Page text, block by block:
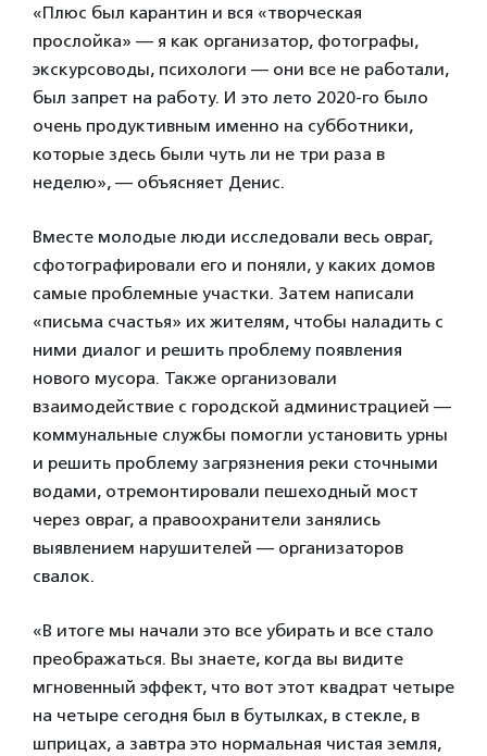
«Плюс был карантин и вся «творческая
прослойка» — я как организатор, фотографы,
экскурсоводы, психологи — они все не работали,
был запрет на работу. И это лето 2020-го было
очень продуктивным именно на субботники,
которые здесь были чуть ли не три раза в
неделю», — объясняет Денис.
Вместе молодые люди исследовали весь овраг,
сфотографировали его и поняли, у каких домов
самые проблемные участки. Затем написали
«письма счастья» их жителям, чтобы наладить с
ними диалог и решить проблему появления
нового мусора. Также организовали
взаимодействие с городской администрацией —
коммунальные службы помогли установить урны
и решить проблему загрязнения реки сточными
водами, отремонтировали пешеходный мост
через овраг, а правоохранители занялись
выявлением нарушителей — организаторов
свалок.
«В итоге мы начали это все убирать и все стало
преображаться. Вы знаете, когда вы видите
мгновенный эффект, что вот этот квадрат четыре
на четыре сегодня был в бутылках, в стекле, в
шприцах, а завтра это нормальная чистая земля,